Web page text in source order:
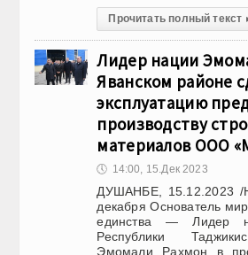
Прочитать полный текст
Лидер нации
Яванском районе
эксплуатацию
производству
материалов ООО
🕔 14:00, 15.Дек 2023
ДУШАНБЕ, 15.12.2023 /
декабря Основатель
единства — Лидер
Республики
Эмомали Рахмон в